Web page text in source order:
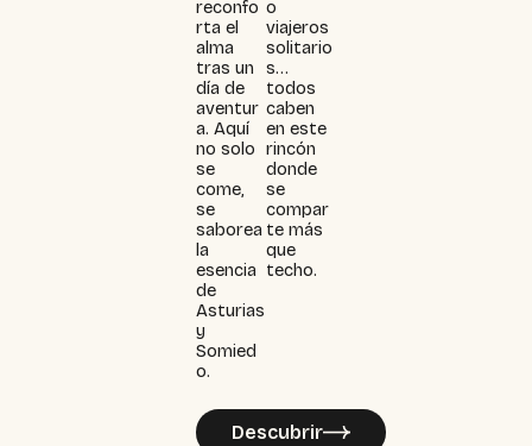
reconfo
rta el
alma
tras un
día de
aventur
a. Aquí
no solo
se
come,
se
saborea
la
esencia
de
Asturias
y
Somied
o.
o
viajeros
solitario
s…
todos
caben
en este
rincón
donde
se
compar
te más
que
techo.
Descubrir